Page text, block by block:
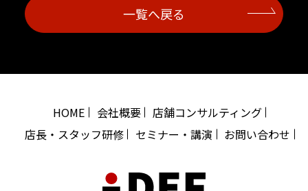
一覧へ戻る
HOME 会社概要
店舗コンサルティング
店長・スタッフ研修
セミナー・講演 お問い合わせ